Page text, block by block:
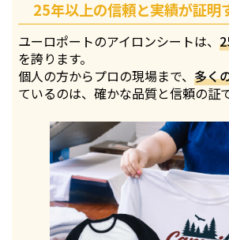
25年以上の信頼と実績が証明
ユーロポートのアイロンシートは、
を誇ります。
個人の方からプロの現場まで、多く
ているのは、確かな品質と信頼の証で